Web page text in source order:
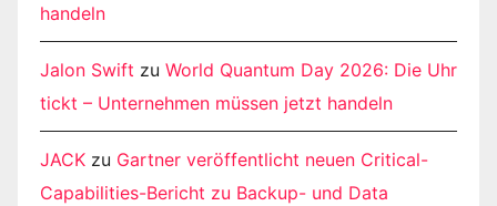
handeln
Jalon Swift zu World Quantum Day 2026: Die Uhr
tickt – Unternehmen müssen jetzt handeln
JACK zu Gartner veröffentlicht neuen Critical-
Capabilities-Bericht zu Backup- und Data